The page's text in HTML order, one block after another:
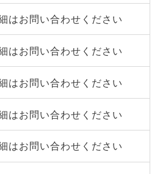
はお問い合わせください
はお問い合わせください
はお問い合わせください
はお問い合わせください
はお問い合わせください